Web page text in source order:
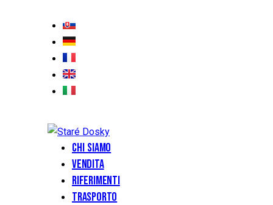
Chi siamo
Vendita
Riferimenti
Trasporto